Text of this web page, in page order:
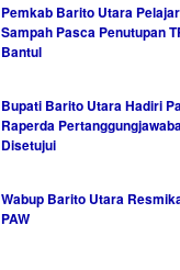
Pemkab Barito Utara
Sampah Pasca Penutupan
Bantul
Bupati Barito Utara Hadiri
Raperda
Disetujui
Wabup Barito Utara
PAW